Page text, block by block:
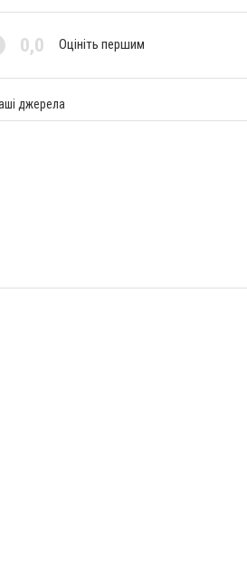
0,0 Оцініть першим
джерела